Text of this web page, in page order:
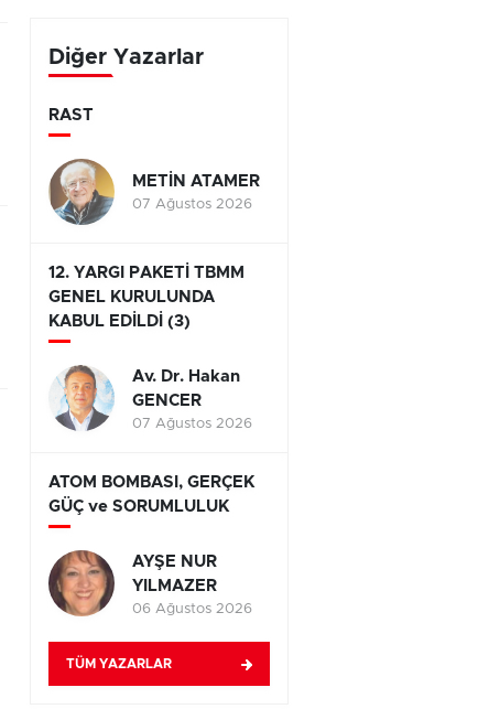
Diğer Yazarlar
RAST
METİN ATAMER
07 Ağustos 2026
12. YARGI PAKETİ TBMM
GENEL KURULUNDA
KABUL EDİLDİ (3)
Av. Dr. Hakan
GENCER
07 Ağustos 2026
ATOM BOMBASI, GERÇEK
GÜÇ ve SORUMLULUK
AYŞE NUR
YILMAZER
06 Ağustos 2026
TÜM YAZARLAR